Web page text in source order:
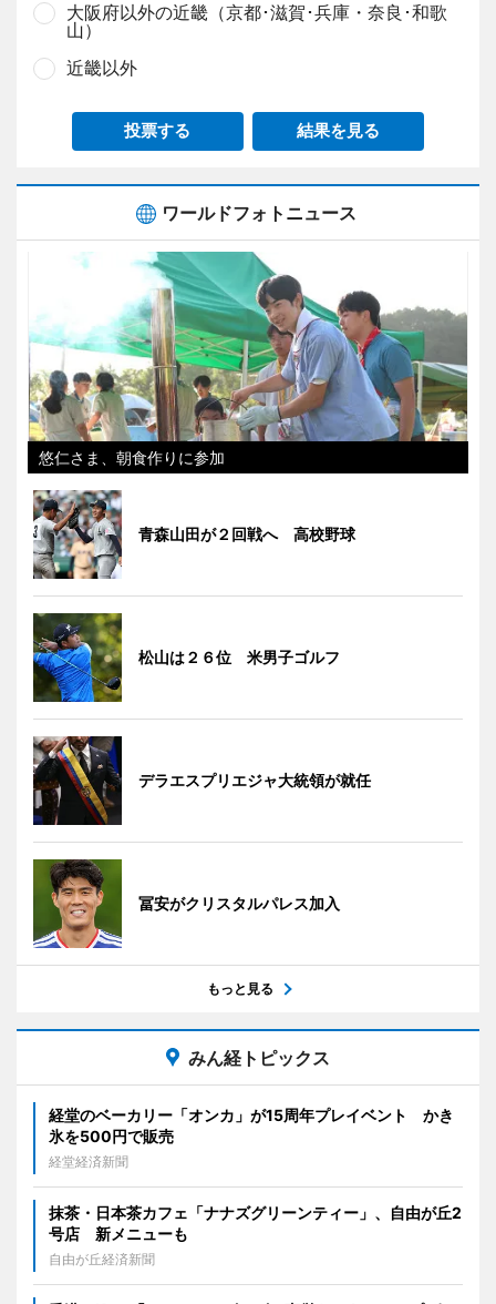
大阪府以外の近畿（京都･滋賀･兵庫・奈良･和歌
山）
近畿以外
投票する 結果を見る
ワールドフォトニュース
悠仁さま、朝食作りに参加
青森山田が２回戦へ 高校野球
松山は２６位 米男子ゴルフ
デラエスプリエジャ大統領が就任
冨安がクリスタルパレス加入
もっと見る
みん経トピックス
経堂のベーカリー「オンカ」が15周年プレイベント かき
氷を500円で販売
経堂経済新聞
抹茶・日本茶カフェ「ナナズグリーンティー」、自由が丘2
号店 新メニューも
自由が丘経済新聞